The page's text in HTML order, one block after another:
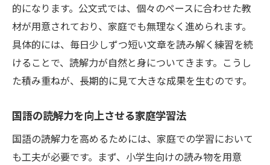
的になります。公文式では、個々のペースに合わせた教
材が用意されており、家庭でも無理なく進められます。
具体的には、毎日少しずつ短い文章を読み解く練習を続
けることで、読解力が自然と身についてきます。こうし
た積み重ねが、長期的に見て大きな成果を生むのです。
国語の読解力を向上させる家庭学習法
国語の読解力を高めるためには、家庭での学習において
も工夫が必要です。まず、小学生向けの読み物を用意